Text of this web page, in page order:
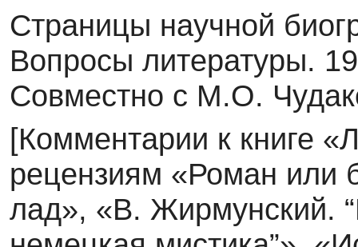
Страницы научной
Вопросы литературы.
Совместно с М.О.
[Комментарии к книге
рецензиям «Роман или
лад», «В. Жирмунский.